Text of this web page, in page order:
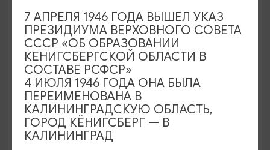
ОТ 500₽
7 АПРЕЛЯ 1946 ГОДА ВЫШЕЛ УКАЗ
ПРЕЗИДИУМА ВЕРХОВНОГО СОВЕТА
СССР «ОБ ОБРАЗОВАНИИ
КЕНИГСБЕРГСКОЙ ОБЛАСТИ В
СОСТАВЕ РСФСР»
4 ИЮЛЯ 1946 ГОДА ОНА БЫЛА
ПЕРЕИМЕНОВАНА В
КАЛИНИНГРАДСКУЮ ОБЛАСТЬ,
ГОРОД КЁНИГСБЕРГ — В
КАЛИНИНГРАД